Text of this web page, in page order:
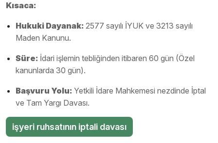
Kısaca:
Hukuki Dayanak: 2577 sayılı İYUK ve 3213 sayılı
Maden Kanunu.
Süre: İdari işlemin tebliğinden itibaren 60 gün (Özel
kanunlarda 30 gün).
Başvuru Yolu: Yetkili İdare Mahkemesi nezdinde İptal
ve Tam Yargı Davası.
işyeri ruhsatının iptali davası